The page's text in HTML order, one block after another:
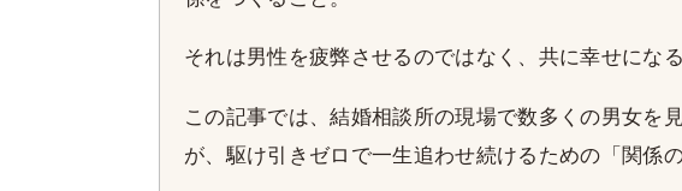
それは男性を疲弊させるのではなく、共に幸せにな
この記事では、結婚相談所の現場で数多くの男女を
が、駆け引きゼロで一生追わせ続けるための「関係